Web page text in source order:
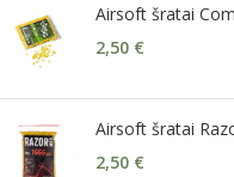
Airsoft šratai
2,50 €
Airsoft šratai
2,50 €